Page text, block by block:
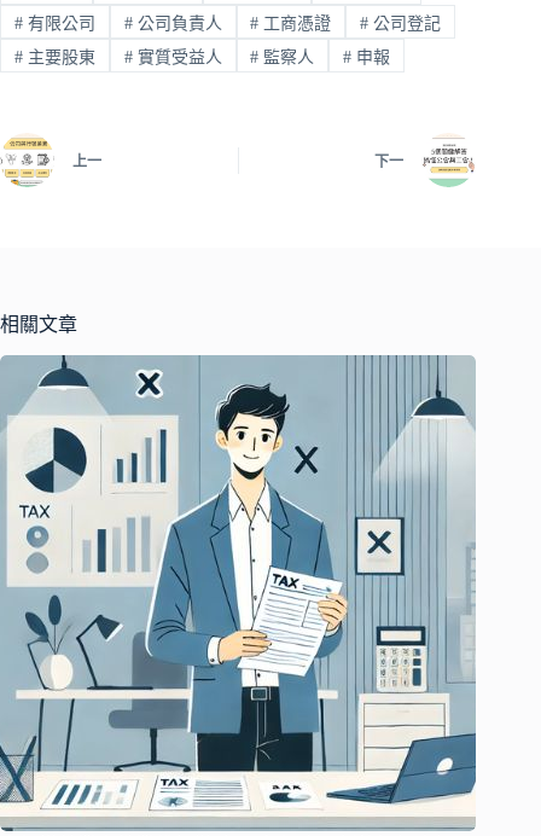
#有限公司 #公司負責人 # 工商憑證 # 公司登記
#主要股東 #實質受益人 # 監察人 # 申報
上一 下一
相關文章